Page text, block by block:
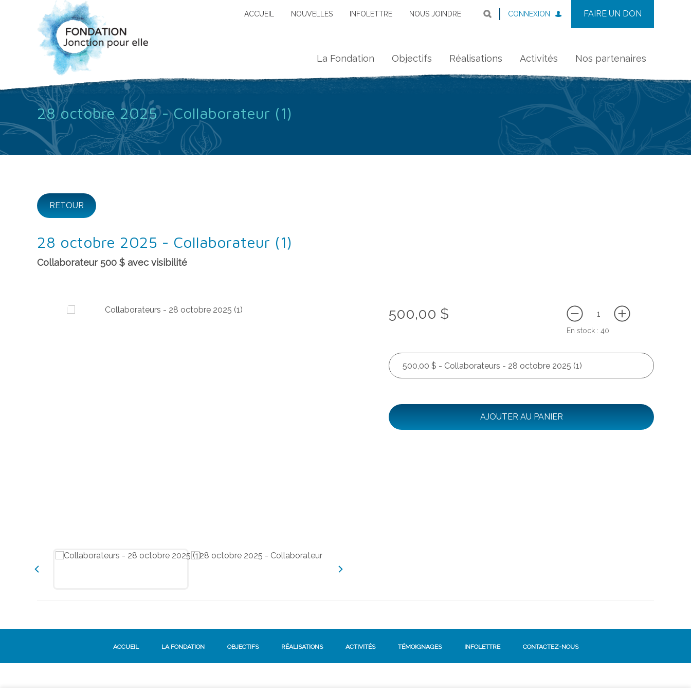
ACCUEIL NOUVELLES INFOLETTRE NOUS JOINDRE CONNEXION FAIRE UN DON
La Fondation Objectifs Réalisations Activités Nos partenaires
28 octobre 2025 - Collaborateur (1)
RETOUR
28 octobre 2025 - Collaborateur (1)
Collaborateur 500 $ avec visibilité
500,00 $
En stock : 40
500,00 $ - Collaborateurs - 28 octobre 2025 (1)
AJOUTER AU PANIER
ACCUEIL LA FONDATION OBJECTIFS RÉALISATIONS ACTIVITÉS TÉMOIGNAGES INFOLETTRE CONTACTEZ-NOUS